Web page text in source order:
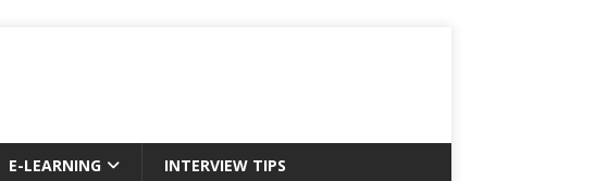
E-LEARNING INTERVIEW TIPS